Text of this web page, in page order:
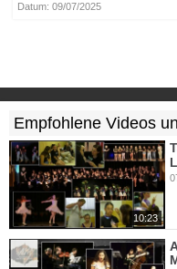
Datum: 09/07/2025
Empfohlene Videos
10:23